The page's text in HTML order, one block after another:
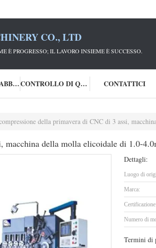
CO., LTD
PROGRESSO; IL LAVORO INSIEME È SUCCESSO.
GIRO DELLA FABBRICA CONTROLLO DI QUALITÀ CONTATTICI
della primavera di CNC di 3 assi,
macchina della molla elicoidale di 1.0-
Dettagli:
Luogo di
Marca:
Certificazione:
Numero di
Termini di